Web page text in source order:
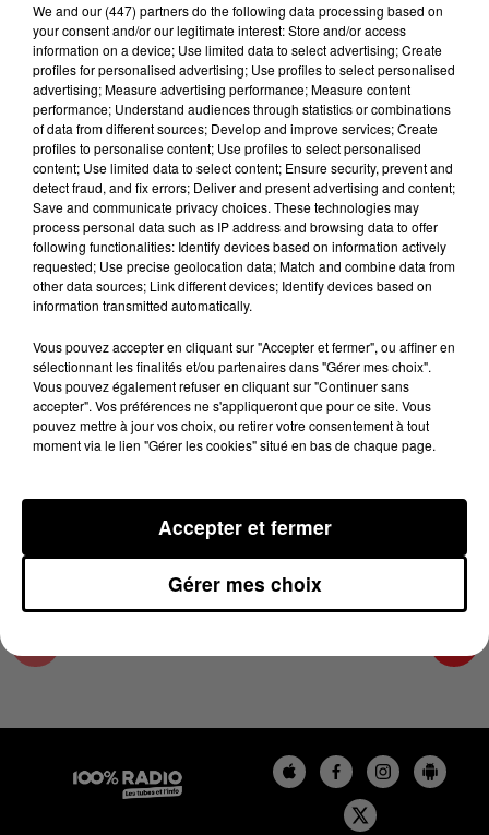
Lecture (4 min 24 sec)
100%
100% Radio les infos du Tarn et Garonne
10 janvier 2024 - 4 min 24 sec
LES INFOS DU TARN ET GARONNE DU
10/01/2024 À 07H59
Podcasts infos du Tarn et Garonne
We and our (447) partnersdo the following data processing based on
your consent and/or our legitimate interest: Store and/or access
information on a device; Use limited data to select advertising; Create
profiles for personalised advertising; Use profiles to select personalised
advertising; Measure advertising performance; Measure content
performance; Understand audiences through statistics or combinations
of data from different sources; Develop and improve services; Create
profiles to personalise content; Use profiles to select personalised
content; Use limited data to select content; Ensure security, prevent and
detect fraud, and fix errors; Deliver and present advertising and content;
Save and communicate privacy choices. These technologies may
process personal data such as IP address and browsing data to offer
following functionalities: Identify devices based on information actively
requested; Use precise geolocation data; Match and combine data from
other data sources; Link different devices; Identify devices based on
information transmitted automatically.
Vous pouvez accepter en cliquant sur "Accepter et fermer", ou affiner en
sélectionnant les finalités et/ou partenaires dans "Gérer mes choix".
Vous pouvez également refuser en cliquant sur "Continuer sans
accepter". Vos préférences ne s'appliqueront que pour ce site. Vous
pouvez mettre à jour vos choix, ou retirer votre consentement à tout
moment via le lien "Gérer les cookies" situé en bas de chaque page.
Gérer mes choix
Accepter et fermer